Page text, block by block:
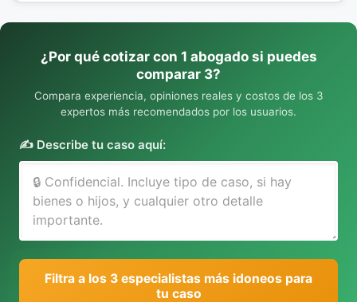
¿Por qué cotizar con 1 abogado si puedes
comparar 3?
Compara experiencia, opiniones reales y costos de los 3
expertos más recomendados por los usuarios.
✍️ Describe tu caso aquí:
Filtra a los 3 especialistas más idoneos para
tu caso